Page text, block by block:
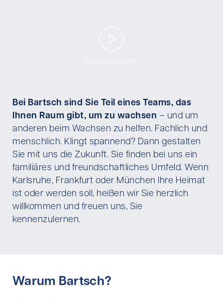
Bei Bartsch sind Sie Teil eines Teams, das
Ihnen Raum gibt, um zu wachsen – und um
anderen beim Wachsen zu helfen. Fachlich und
menschlich. Klingt spannend? Dann gestalten
Sie mit uns die Zukunft. Sie finden bei uns ein
familiäres und freundschaftliches Umfeld. Wenn
Karlsruhe, Frankfurt oder München Ihre Heimat
ist oder werden soll, heißen wir Sie herzlich
willkommen und freuen uns, Sie
kennenzulernen.
Warum Bartsch?